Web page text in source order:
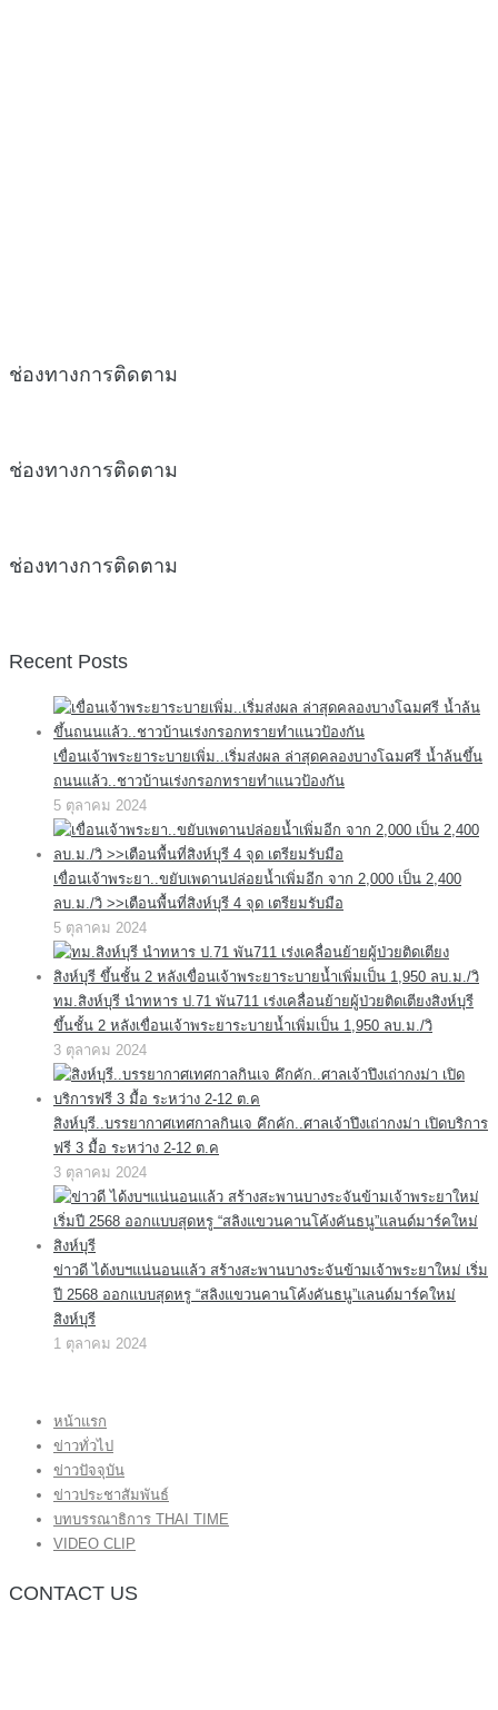
ช่องทางการติดตาม
ช่องทางการติดตาม
ช่องทางการติดตาม
Recent Posts
เขื่อนเจ้าพระยาระบายเพิ่ม..เริ่มส่งผล ล่าสุดคลองบางโฉมศรี น้ำล้นขึ้น
ถนนแล้ว..ชาวบ้านเร่งกรอกทรายทำแนวป้องกัน
5 ตุลาคม 2024
เขื่อนเจ้าพระยา..ขยับเพดานปล่อยน้ำเพิ่มอีก จาก 2,000 เป็น 2,400
ลบ.ม./วิ >>เตือนพื้นที่สิงห์บุรี 4 จุด เตรียมรับมือ
5 ตุลาคม 2024
ทม.สิงห์บุรี นำทหาร ป.71 พัน711 เร่งเคลื่อนย้ายผู้ป่วยติดเตียงสิงห์บุรี
ขึ้นชั้น 2 หลังเขื่อนเจ้าพระยาระบายน้ำเพิ่มเป็น 1,950 ลบ.ม./วิ
3 ตุลาคม 2024
สิงห์บุรี..บรรยากาศเทศกาลกินเจ คึกคัก..ศาลเจ้าปึงเถ่ากงม่า เปิดบริการ
ฟรี 3 มื้อ ระหว่าง 2-12 ต.ค
3 ตุลาคม 2024
ข่าวดี ได้งบฯแน่นอนแล้ว สร้างสะพานบางระจันข้ามเจ้าพระยาใหม่ เริ่ม
ปี 2568 ออกแบบสุดหรู “สลิงแขวนคานโค้งคันธนู”แลนด์มาร์คใหม่
สิงห์บุรี
1 ตุลาคม 2024
หน้าแรก
ข่าวทั่วไป
ข่าวปัจจุบัน
ข่าวประชาสัมพันธ์
บทบรรณาธิการ THAI TIME
VIDEO CLIP
CONTACT US